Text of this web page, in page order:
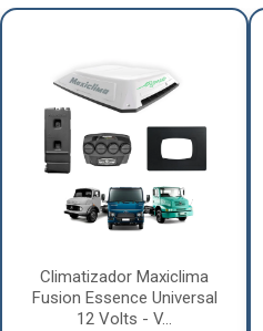
Climatizador Maxiclima
Fusion Essence Universal
12 Volts - V...